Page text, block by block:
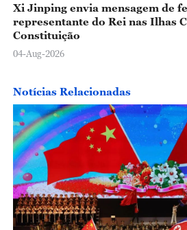
Xi Jinping envia mensagem de
representante do Rei nas Ilhas
Constituição
04-Aug-2026
Notícias Relacionadas